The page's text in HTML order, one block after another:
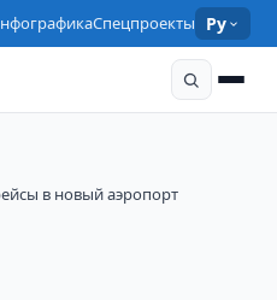
Спецпроекты Ру
в новый аэропорт